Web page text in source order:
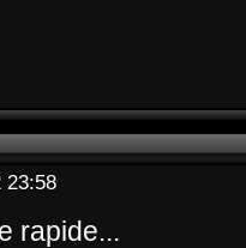
23:58
rapide...